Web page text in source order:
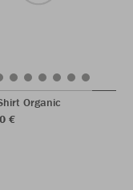
Organic
€